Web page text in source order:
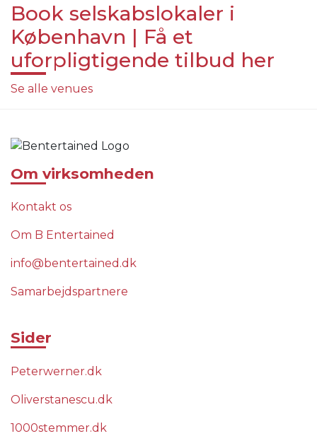
Book selskabslokaler i
København | Få et
uforpligtigende tilbud her
Se alle venues
Om virksomheden
Kontakt os
Om B Entertained
info@bentertained.dk
Samarbejdspartnere
Sider
Peterwerner.dk
Oliverstanescu.dk
1000stemmer.dk